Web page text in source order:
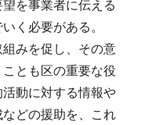
を事業者に伝える
く必要がある。
みを促し、その意
とも区の重要な役
動に対する情報や
どの援助を、これ